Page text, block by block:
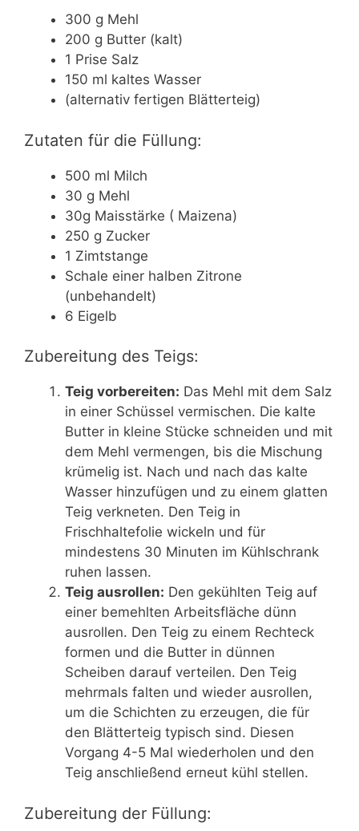
300 g Mehl
200 g Butter (kalt)
1 Prise Salz
150 ml kaltes Wasser
(alternativ fertigen Blätterteig)
Zutaten für die Füllung:
500 ml Milch
30 g Mehl
30g Maisstärke ( Maizena)
250 g Zucker
1 Zimtstange
Schale einer halben Zitrone
(unbehandelt)
6 Eigelb
Zubereitung des Teigs:
Teig vorbereiten: Das Mehl mit dem Salz
in einer Schüssel vermischen. Die kalte
Butter in kleine Stücke schneiden und mit
dem Mehl vermengen, bis die Mischung
krümelig ist. Nach und nach das kalte
Wasser hinzufügen und zu einem glatten
Teig verkneten. Den Teig in
Frischhaltefolie wickeln und für
mindestens 30 Minuten im Kühlschrank
ruhen lassen.
Teig ausrollen: Den gekühlten Teig auf
einer bemehlten Arbeitsfläche dünn
ausrollen. Den Teig zu einem Rechteck
formen und die Butter in dünnen
Scheiben darauf verteilen. Den Teig
mehrmals falten und wieder ausrollen,
um die Schichten zu erzeugen, die für
den Blätterteig typisch sind. Diesen
Vorgang 4-5 Mal wiederholen und den
Teig anschließend erneut kühl stellen.
Zubereitung der Füllung: